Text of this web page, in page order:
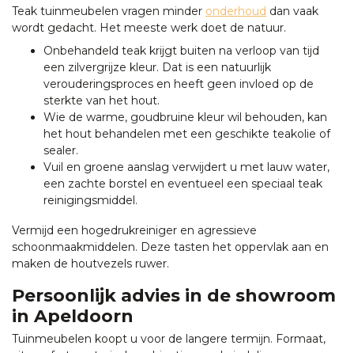
Teak tuinmeubelen vragen minder onderhoud dan vaak
wordt gedacht. Het meeste werk doet de natuur.
Onbehandeld teak krijgt buiten na verloop van tijd
een zilvergrijze kleur. Dat is een natuurlijk
verouderingsproces en heeft geen invloed op de
sterkte van het hout.
Wie de warme, goudbruine kleur wil behouden, kan
het hout behandelen met een geschikte teakolie of
sealer.
Vuil en groene aanslag verwijdert u met lauw water,
een zachte borstel en eventueel een speciaal teak
reinigingsmiddel.
Vermijd een hogedrukreiniger en agressieve
schoonmaakmiddelen. Deze tasten het oppervlak aan en
maken de houtvezels ruwer.
Persoonlijk advies in de showroom
in Apeldoorn
Tuinmeubelen koopt u voor de langere termijn. Formaat,